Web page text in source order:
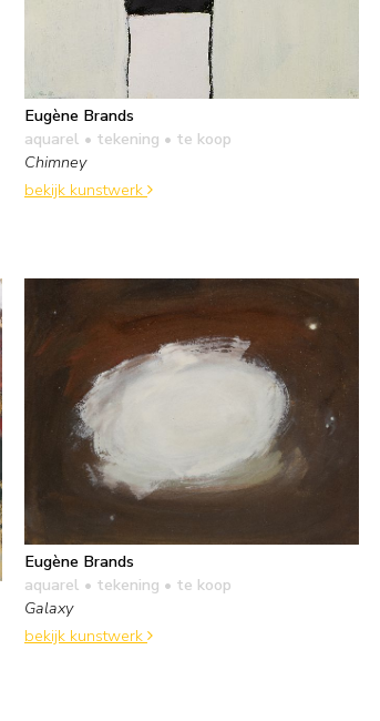
Eugène Brands
aquarel • tekening • te koop
Chimney
bekijk kunstwerk
Eugène Brands
aquarel • tekening • te koop
Galaxy
bekijk kunstwerk